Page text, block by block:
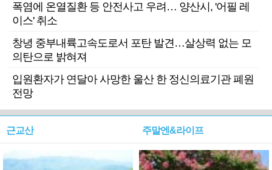
폭염에 온열질환 등 안전사고 우려… 양산시, '어필 레
이스' 취소
창녕 중부내륙고속도로서 포탄 발견…살상력 없는 모
의탄으로 밝혀져
입원환자가 연달아 사망한 울산 한 정신의료기관 폐원
전망
근교산 주말엔&라이프